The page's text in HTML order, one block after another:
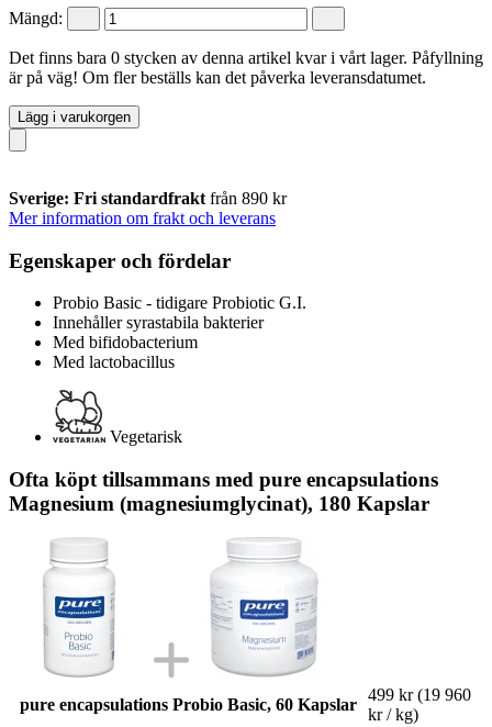
Mängd:
Det finns bara 0 stycken av denna artikel kvar i vårt lager. Påfyllning
är på väg! Om fler beställs kan det påverka leveransdatumet.
Lägg i varukorgen
Sverige: Fri standardfrakt från 890 kr
Mer information om frakt och leverans
Egenskaper och fördelar
Probio Basic - tidigare Probiotic G.I.
Innehåller syrastabila bakterier
Med bifidobacterium
Med lactobacillus
Vegetarisk
Ofta köpt tillsammans med pure encapsulations
Magnesium (magnesiumglycinat), 180 Kapslar
pure encapsulations Probio Basic, 60 Kapslar
499 kr (19 960
kr / kg)